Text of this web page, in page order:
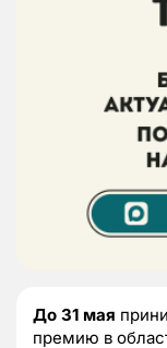
До 31 мая
премию в